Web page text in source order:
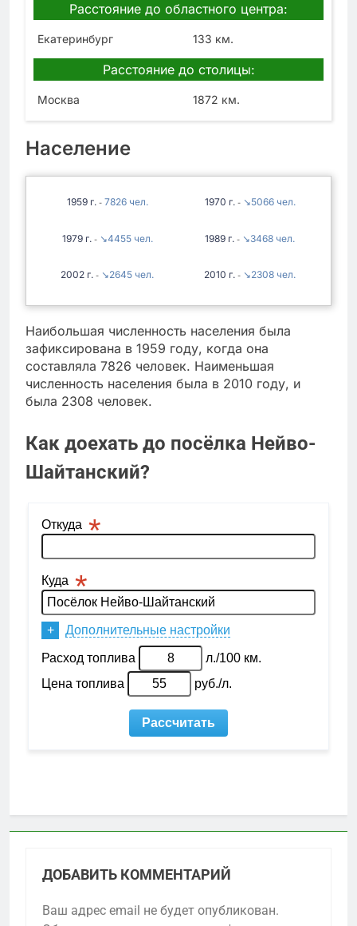
Расстояние до областного центра:
Екатеринбург 133 км.
Расстояние до столицы:
Москва 1872 км.
Население
1959 - 7826 1970 - ↘5066
1979 - ↘4455 1989 - ↘3468
2002 - ↘2645 2010 - ↘2308
Наибольшая численность населения была
зафиксирована в 1959 году, когда она
составляла 7826 человек. Наименьшая
численность населения была в 2010 году, и
была 2308 человек.
Как доехать до посёлка Нейво-
Шайтанский?
ДОБАВИТЬ КОММЕНТАРИЙ
Ваш адрес email не будет опубликован.